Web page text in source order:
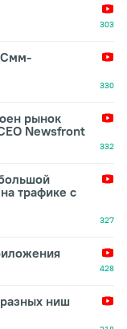
303
Смм-
330
рынок
Newsfront
332
трафике с
327
428
разных ниш